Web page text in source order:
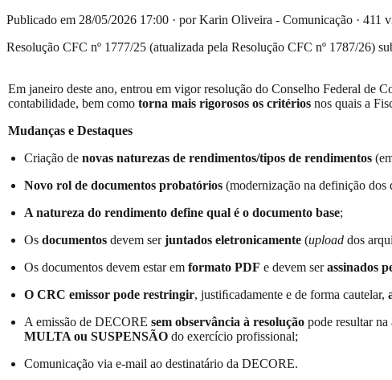
Publicado em 28/05/2026 17:00 · por Karin Oliveira - Comunicação · 411
Resolução CFC nº 1777/25 (atualizada pela Resolução CFC nº 1787/26)
Em janeiro deste ano, entrou em vigor resolução do Conselho Federal de
contabilidade, bem como torna mais rigorosos os critérios nos quais a
Mudanças e Destaques
Criação de novas naturezas de rendimentos/tipos de rendimentos
Novo rol de documentos probatórios (modernização na definição dos
A natureza do rendimento define qual é o documento base;
Os documentos devem serjuntados eletronicamente (upload dos
Os documentos devem estar em formato PDF e devem serassinados
O CRC emissor pode restringir, justiﬁcadamente e de forma cautelar,
A emissão de DECORE sem observância à resolução pode resultar
MULTA ou SUSPENSÃO do exercício profissional;
Comunicação via e-mail ao destinatário da DECORE.